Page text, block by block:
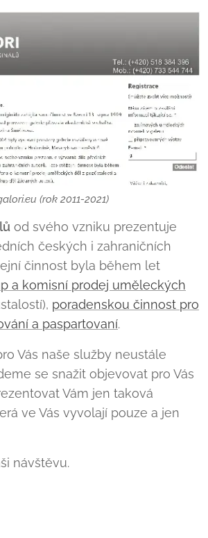
(rok 2011-2021)
od svého vzniku prezentuje
českých i zahraničních
činnost byla během let
a komisní prodej uměleckých
poradenskou činnost pro
a paspartovaní.
Vás naše služby neustále
se snažit objevovat pro Vás
Vám jen taková
ve Vás vyvolají pouze a jen
návštěvu.